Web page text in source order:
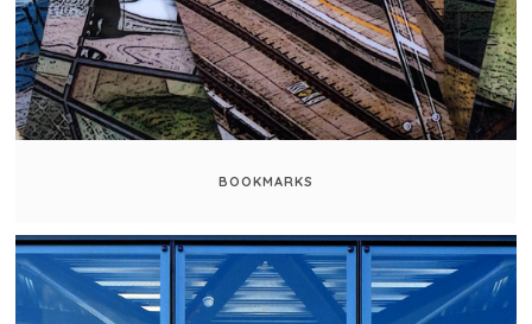
BOOKMARKS